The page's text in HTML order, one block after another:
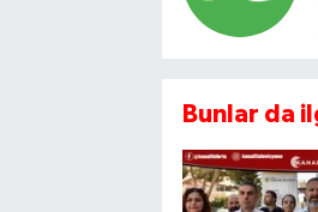
Bunlar da